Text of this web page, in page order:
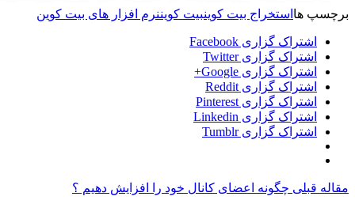
برچسپ ها استخراج بیت کوینبیت کویننرم افزار های بیت کوین
اشتراک گزاری Facebook
اشتراک گزاری Twitter
اشتراک گزاری Google+
اشتراک گزاری Reddit
اشتراک گزاری Pinterest
اشتراک گزاری Linkedin
اشتراک گزاری Tumblr
مقاله قبلی چگونه اعضای کانال خود را افزایش دهیم ؟